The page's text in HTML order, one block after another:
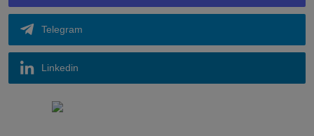
Telegram
Linkedin